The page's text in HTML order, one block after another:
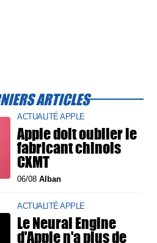
ARTICLES
ACTUALITÉ APPLE
Apple doit oublier le
fabricant chinois
CXMT
06/08Alban
ACTUALITÉ APPLE
Le Neural Engine
d'Apple n'a plus de